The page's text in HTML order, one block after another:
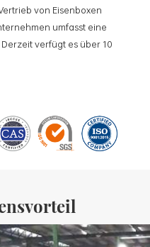
von Eisenboxen
umfasst eine
verfügt es über 10
Produktion von 3,5
des Unternehmens
usw.
15 vollautomatische